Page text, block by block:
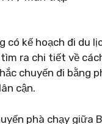
có kế hoạch đi du
ra chi tiết về
chuyến đi bằng
cận.
phà chạy giữa